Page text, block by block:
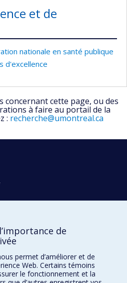
et de
nationale en santé publique
d'excellence
concernant cette page, ou des
à faire au portail de la
: recherche@umontreal.ca
de
permet d’améliorer et de
Web. Certains témoins
le fonctionnement et la